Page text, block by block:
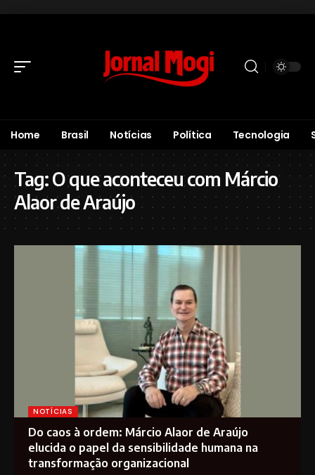
Home Brasil Notícias Política Tecnologia
Tag:O que aconteceu com Márcio
Alaor de Araújo
NOTÍCIAS
Do caos à ordem: Márcio Alaor de Araújo
elucida o papel da sensibilidade humana na
transformação organizacional